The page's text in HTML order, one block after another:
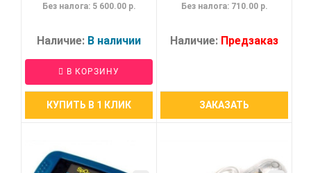
Без налога: 5 600.00 р.
Наличие: В наличии
В КОРЗИНУ
КУПИТЬ В 1 КЛИК
Без налога: 710.00 р.
Наличие: Предзаказ
ЗАКАЗАТЬ